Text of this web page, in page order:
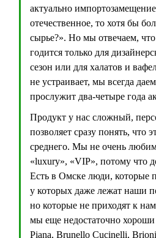
актуально
отечественное, то хотя бы
сырье?». Но мы отвечаем,
годится только для
сезон или для халатов и
не устраивает, мы всегда
прослужит два-четыре года
Продукт у нас сложный,
позволяет сразу понять, что
среднего. Мы не очень
«luxury», «VIP», потому что
Есть в Омске люди, которые
у которых даже лежат наши
но которые не приходят к
мы еще недостаточно
Piana, Brunello Cucinelli,